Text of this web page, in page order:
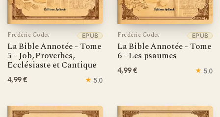
Frédéric Godet
La Bible Annotée - Tome
5 - Job, Proverbes,
Ecclésiaste et Cantique
EPUB
4,99 € ★ 5.0
Frédéric Godet
La Bible Annotée - Tome
6 - Les psaumes
EPUB
4,99 € ★ 5.0